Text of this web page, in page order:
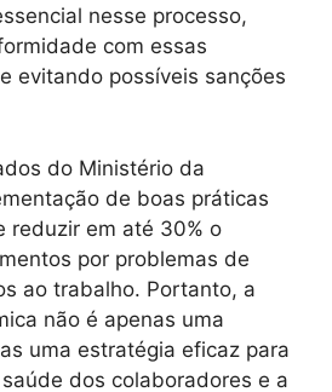
nesse processo,
com essas
evitando possíveis sanções
do Ministério da
de boas práticas
reduzir em até 30% o
por problemas de
ao trabalho. Portanto, a
não é apenas uma
uma estratégia eficaz para
dos colaboradores e a